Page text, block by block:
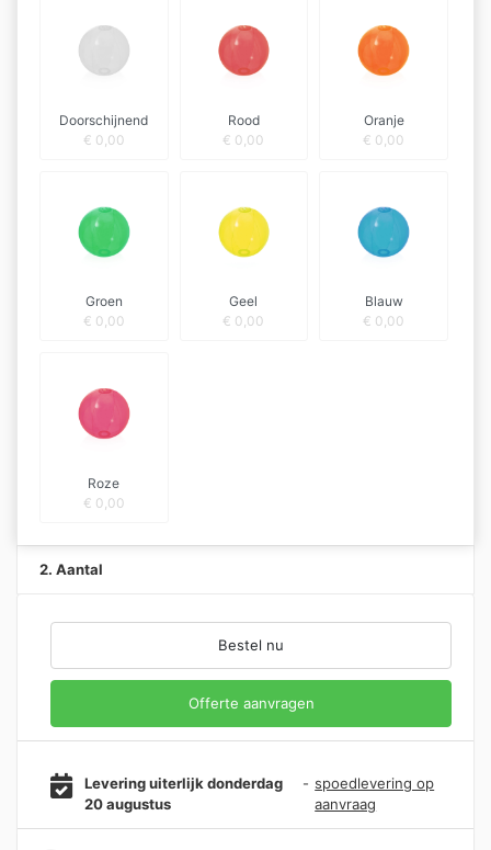
Doorschijnend
€ 0,00
Rood
€ 0,00
Oranje
€ 0,00
Groen
€ 0,00
Geel
€ 0,00
Blauw
€ 0,00
Roze
€ 0,00
2. Aantal
Bestel nu
Offerte aanvragen
Levering uiterlijk donderdag
20 augustus
- spoedlevering op
aanvraag